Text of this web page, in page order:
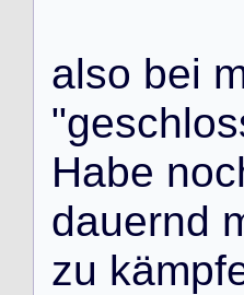
also bei
"geschlos
Habe noc
dauernd
zu kämpf